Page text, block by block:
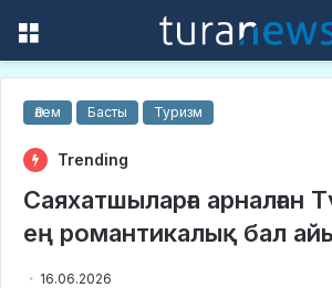
Әлем Басты Туризм
Trending
Саяхатшыларға арналған
ең романтикалық бал
16.06.2026